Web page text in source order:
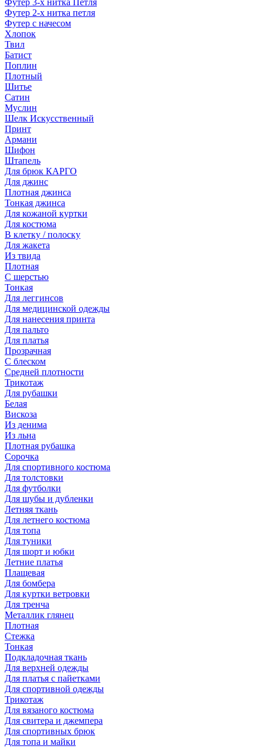
Футер 3-х нитка Петля
Футер 2-х нитка петля
Футер с начесом
Хлопок
Твил
Батист
Поплин
Плотный
Шитье
Сатин
Муслин
Шелк Искусственный
Принт
Армани
Шифон
Штапель
Для брюк КАРГО
Для джинс
Плотная джинса
Тонкая джинса
Для кожаной куртки
Для костюма
В клетку / полоску
Для жакета
Из твида
Плотная
С шерстью
Тонкая
Для леггинсов
Для медицинской одежды
Для нанесения принта
Для пальто
Для платья
Прозрачная
С блеском
Средней плотности
Трикотаж
Для рубашки
Белая
Вискоза
Из денима
Из льна
Плотная рубашка
Сорочка
Для спортивного костюма
Для толстовки
Для футболки
Для шубы и дубленки
Летняя ткань
Для летнего костюма
Для топа
Для туники
Для шорт и юбки
Летние платья
Плащевая
Для бомбера
Для куртки ветровки
Для тренча
Металлик глянец
Плотная
Стежка
Тонкая
Подкладочная ткань
Для верхней одежды
Для платья с пайетками
Для спортивной одежды
Трикотаж
Для вязаного костюма
Для свитера и джемпера
Для спортивных брюк
Для топа и майки